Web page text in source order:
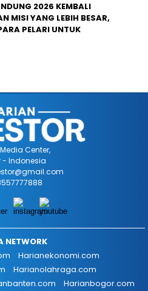
2026 KEMBALI
MISI YANG LEBIH BESAR,
PELARI UNTUK
Center,
- Indonesia
NETWORK
Harianekonomi.com
Harianolahraga.com
Harianbogor.com